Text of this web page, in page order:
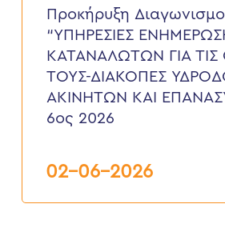
ΕΝΗΜΕΡΩΣΗΣ
ΚΑΤΑΝΑΛΩΤΩΝ
ΟΦΕΙΛΕΣ
ΤΟΥΣ-
ΔΙΑΚΟΠΕΣ
ΑΚΙΝΗΤΩΝ
2026
Προκήρυξη
“ΥΠΗΡΕΣΙΕΣ
ΚΑΤΑΝΑΛΩΤΩΝ ΓΙΑ ΤΙΣ
ΤΟΥΣ-ΔΙΑΚΟΠΕΣ
ΑΚΙΝΗΤΩΝ ΚΑΙ
6ος 2026
02-06-2026